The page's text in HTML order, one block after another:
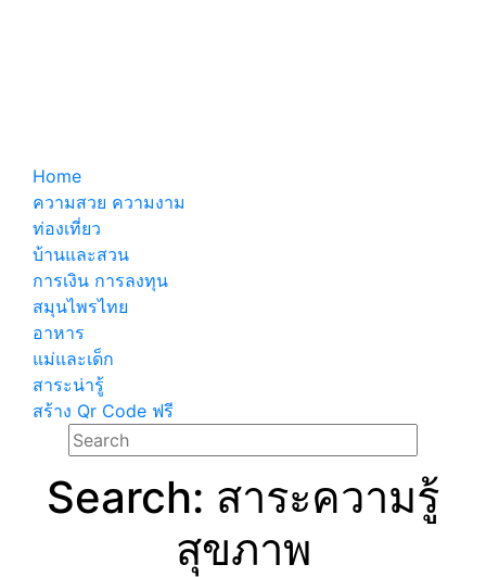
Home
ความสวย ความงาม
ท่องเที่ยว
บ้านและสวน
การเงิน การลงทุน
สมุนไพรไทย
อาหาร
แม่และเด็ก
สาระน่ารู้
สร้าง Qr Code ฟรี
Search: สาระความรู้
สุขภาพ